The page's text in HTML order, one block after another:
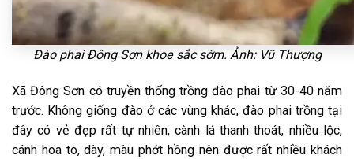
Đào phai Đông Sơn khoe sắc sớm. Ảnh: Vũ Thượng
Xã Đông Sơn có truyền thống trồng đào phai từ 30-40 năm
trước. Không giống đào ở các vùng khác, đào phai trồng tại
đây có vẻ đẹp rất tự nhiên, cành lá thanh thoát, nhiều lộc,
cánh hoa to, dày, màu phớt hồng nên được rất nhiều khách